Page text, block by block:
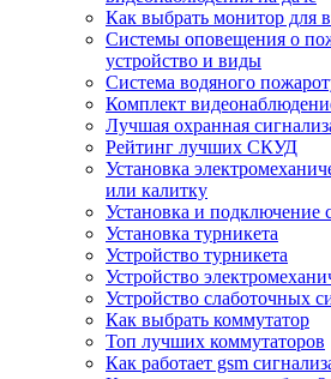
Как выбрать монитор для
Системы оповещения о
устройство и виды
Система водяного
Комплект
Лучшая охранная
Рейтинг лучших СКУД
Установка
или калитку
Установка и
Установка турникета
Устройство турникета
Устройство
Устройство слаботочных
Как выбрать коммутатор
Топ лучших коммутаторов
Как работает gsm